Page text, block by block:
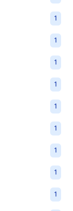
1
1
1
1
1
1
1
1
1